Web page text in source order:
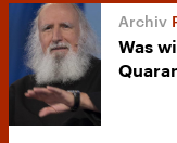
Was